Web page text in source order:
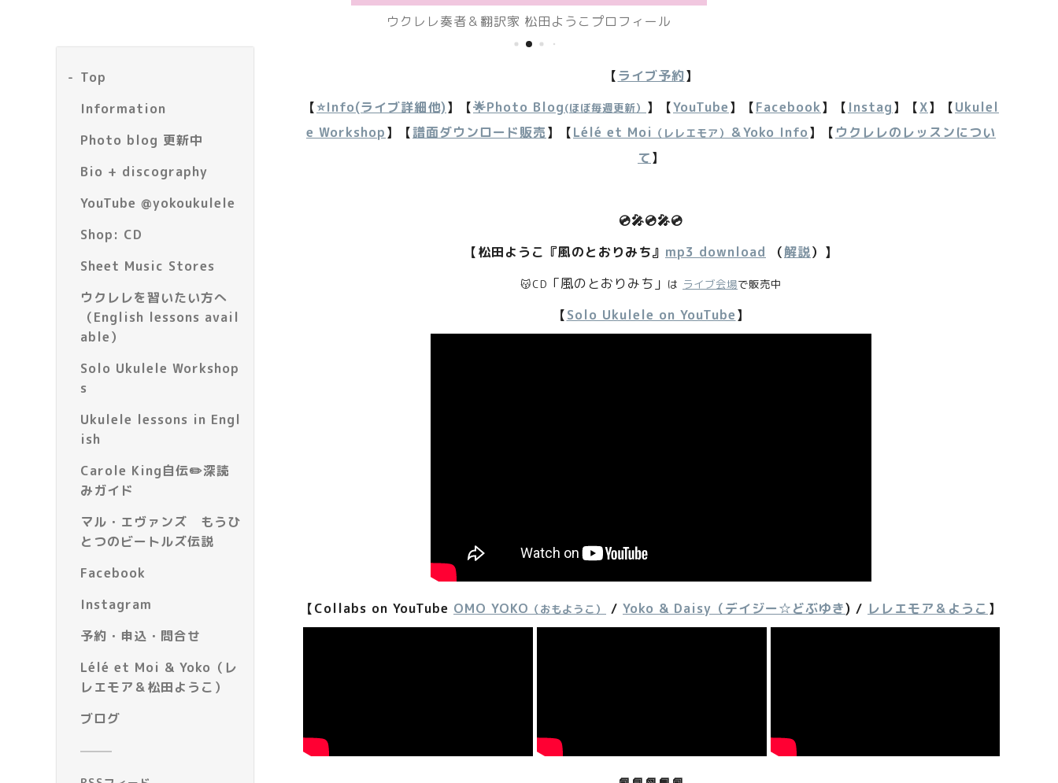
ウクレレ奏者＆翻訳家 松田ようこプロフィール
Top
Information
Photo blog 更新中
Bio + discography
YouTube @yokoukulele
Shop: CD
Sheet Music Stores
ウクレレを習いたい方へ
（English lessons avail
able）
Solo Ukulele Workshop
s
Ukulele lessons in Engl
ish
Carole King自伝✏️深読
みガイド
マル・エヴァンズ もうひ
とつのビートルズ伝説
Facebook
Instagram
予約・申込・問合せ
Lélé et Moi & Yoko（レ
レエモア＆松田ようこ）
ブログ
【ライブ予約】
【⭐️Info(ライブ詳細他)】 【🌟Photo Blog(ほぼ毎週更新） 】【YouTube】【Facebook】【 Instag】【X】【Ukulel
e Workshop】【譜面ダウンロード販売】 【Lélé et Moi （レレエモア） ＆Yoko Info】【 ウクレレのレッスンについ
て】
💿🎤💿🎤💿
【松田ようこ『風のとおりみち』 mp3 download （解説）】
😽CD 「風のとおりみち」 は ライブ会場で販売中
【Solo Ukulele on YouTube】
【Collabs on YouTube OMO YOKO （おもようこ） / Yoko & Daisy（デイジー☆どぶゆき) / レレエモア＆ようこ 】